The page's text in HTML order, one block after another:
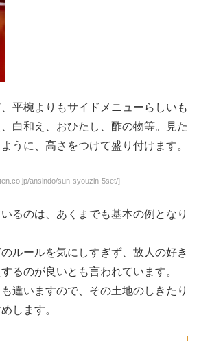
平椀よりもサイドメニューらしいも
白和え、おひたし、酢の物等。見た
うに、高さをつけて盛り付けます。
ansindo/sun-syouzin-5set/]
るのは、あくまでも基本の例となり
ルールを気にしすぎず、故人の好き
るのが良いとも言われています。
違いますので、その土地のしきたり
します。